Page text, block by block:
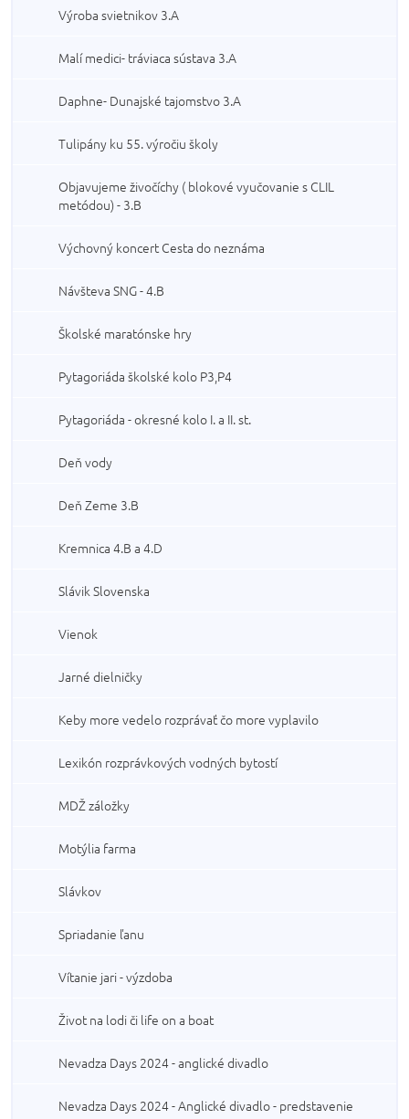
Výroba svietnikov 3.A
Malí medici- tráviaca sústava 3.A
Daphne- Dunajské tajomstvo 3.A
Tulipány ku 55. výročiu školy
Objavujeme živočíchy ( blokové vyučovanie s CLIL
metódou) - 3.B
Výchovný koncert Cesta do neznáma
Návšteva SNG - 4.B
Školské maratónske hry
Pytagoriáda školské kolo P3,P4
Pytagoriáda - okresné kolo I. a II. st.
Deň vody
Deň Zeme 3.B
Kremnica 4.B a 4.D
Slávik Slovenska
Vienok
Jarné dielničky
Keby more vedelo rozprávať čo more vyplavilo
Lexikón rozprávkových vodných bytostí
MDŽ záložky
Motýlia farma
Slávkov
Spriadanie ľanu
Vítanie jari - výzdoba
Život na lodi či life on a boat
Nevadza Days 2024 - anglické divadlo
Nevadza Days 2024 - Anglické divadlo - predstavenie